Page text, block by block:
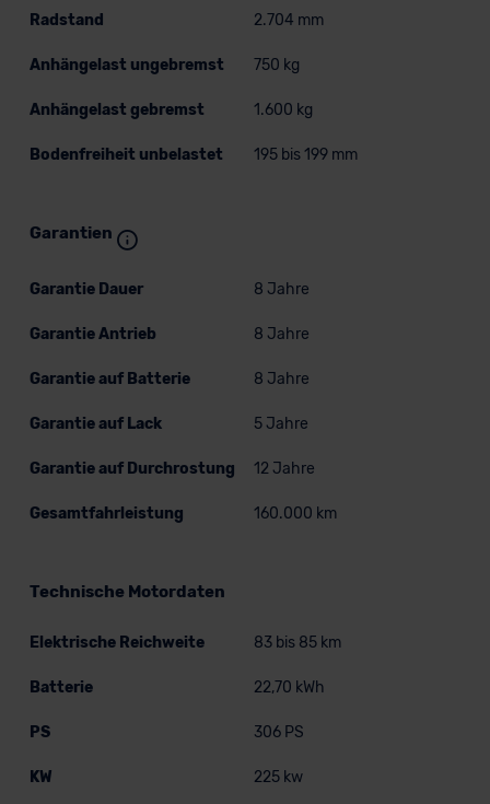
Radstand 2.704 mm
Anhängelast ungebremst 750 kg
Anhängelast gebremst 1.600 kg
Bodenfreiheit unbelastet 195 bis 199 mm
Garantien
Garantie Dauer 8 Jahre
Garantie Antrieb 8 Jahre
Garantie auf Batterie 8 Jahre
Garantie auf Lack 5 Jahre
Garantie auf Durchrostung 12 Jahre
Gesamtfahrleistung 160.000 km
Technische Motordaten
Elektrische Reichweite 83 bis 85 km
Batterie 22,70 kWh
PS 306 PS
KW 225 kw